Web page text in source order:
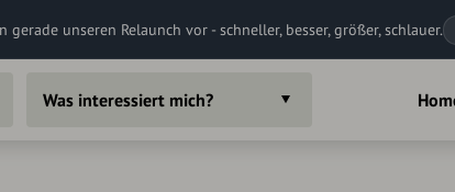
gerade unseren Relaunch vor - schneller, besser, größer, schlauer.
Was interessiert mich?